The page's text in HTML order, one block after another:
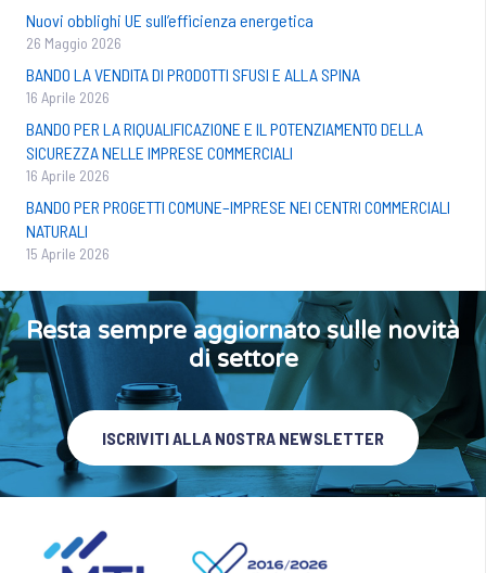
Nuovi obblighi UE sull’efficienza energetica
26 Maggio 2026
BANDO LA VENDITA DI PRODOTTI SFUSI E ALLA SPINA
16 Aprile 2026
BANDO PER LA RIQUALIFICAZIONE E IL POTENZIAMENTO DELLA
SICUREZZA NELLE IMPRESE COMMERCIALI
16 Aprile 2026
BANDO PER PROGETTI COMUNE–IMPRESE NEI CENTRI COMMERCIALI
NATURALI
15 Aprile 2026
Resta sempre aggiornato sulle novità
di settore
ISCRIVITI ALLA NOSTRA NEWSLETTER